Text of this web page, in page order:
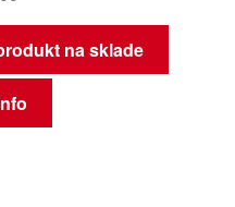
na sklade